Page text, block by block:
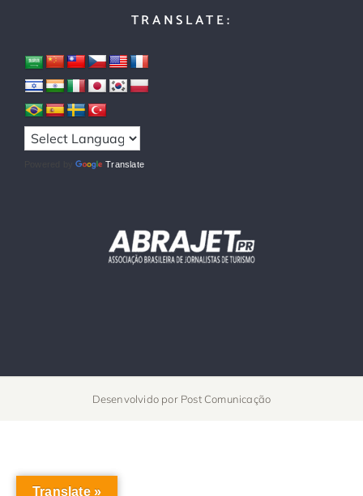
TRANSLATE:
Powered by Translate
Desenvolvido por Post Comunicação
Translate »